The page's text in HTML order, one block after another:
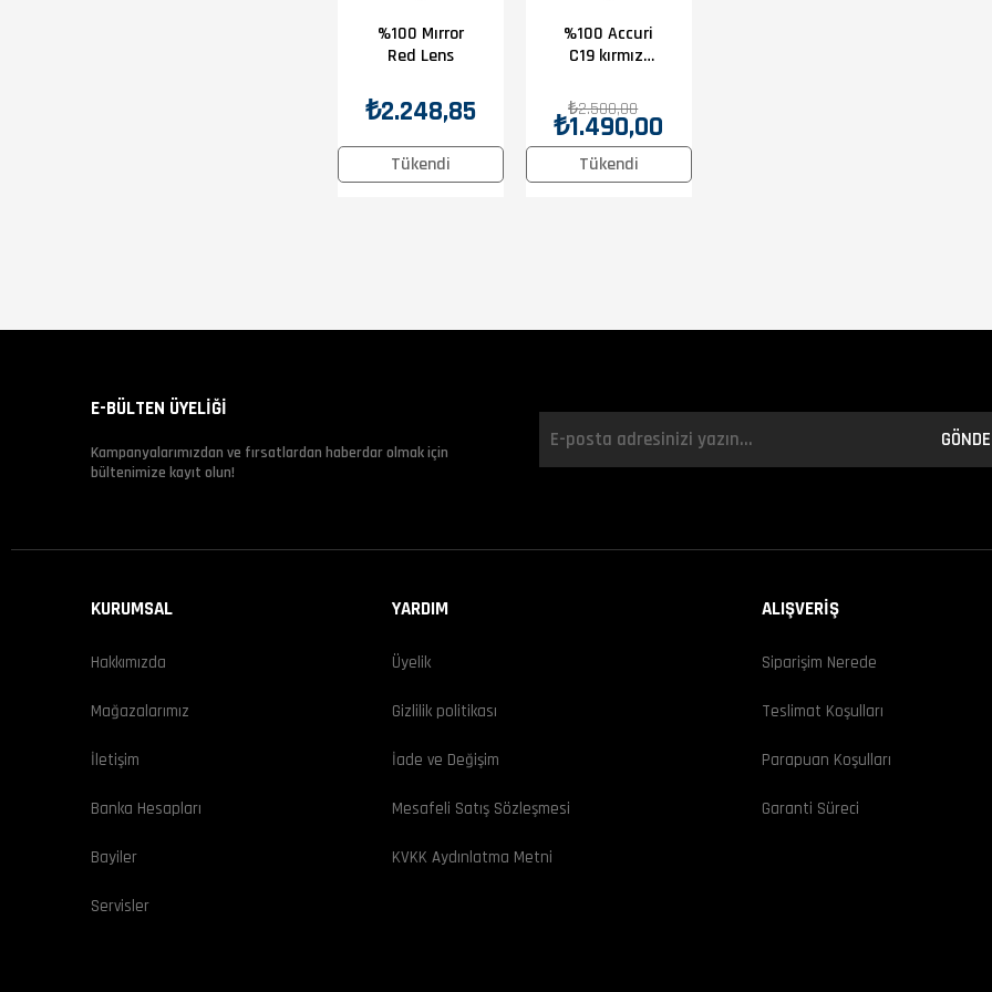
Tükendi
%100 Mırror
Red Lens
₺2.248,85
Tükendi
%100 Accuri
C19 kırmızı
₺1.490,00
₺2.500,00
E-BÜLTEN ÜYELİĞİ
Kampanyalarımızdan ve fırsatlardan haberdar olmak için
bültenimize kayıt olun!
KURUMSAL
Hakkımızda
Mağazalarımız
İletişim
Banka Hesapları
Bayiler
Servisler
YARDIM
Üyelik
Gizlilik politikası
İade ve Değişim
Mesafeli Satış Sözleşmesi
KVKK Aydınlatma Metni
ALIŞVERİŞ
Siparişim Nerede
Teslimat Koşulları
Parapuan Koşulları
Garanti Süreci